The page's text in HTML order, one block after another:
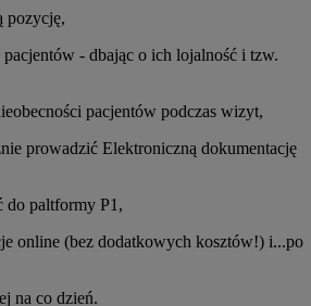
pozycję,
- dbając o ich lojalność i tzw.
pacjentów podczas wizyt,
prowadzić Elektroniczną dokumentację
do paltformy P1,
online (bez dodatkowych kosztów!) i...po
na co dzień.